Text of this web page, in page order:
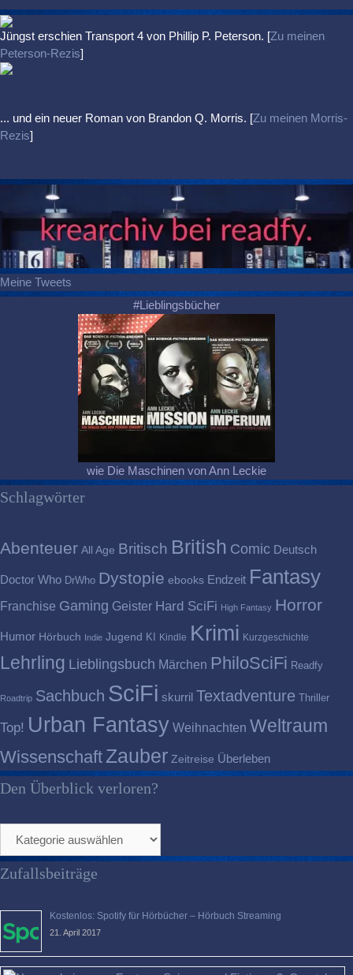
Jüngst erschien Transport 4 von Phillip P. Peterson. [Zu meinen
Peterson-Rezis]
... und ein neuer Roman von Brandon Q. Morris. [Zu meinen Morris-
Rezis]
Meine Tweets
#Lieblingsbücher
wie Die Maschinen von Ann Leckie
Schlagwörter
Abenteuer All Age Britisch British Comic Deutsch
Doctor Who DrWho Dystopie ebooks Endzeit Fantasy
Franchise Gaming Geister Hard SciFi High Fantasy Horror
Humor Hörbuch Indie Jugend KI Kindle Krimi Kurzgeschichte
Lehrling Lieblingsbuch Märchen PhiloSciFi Readfy
Roadtrip Sachbuch SciFi skurril Textadventure Thriller
Top! Urban Fantasy Weihnachten Weltraum
Wissenschaft Zauber Zeitreise Überleben
Den Überblick verloren?
Überblick
verloren?
Zufallsbeiträge
Kostenlos: Spotify für Hörbücher – Hörbuch Streaming
21. April 2017